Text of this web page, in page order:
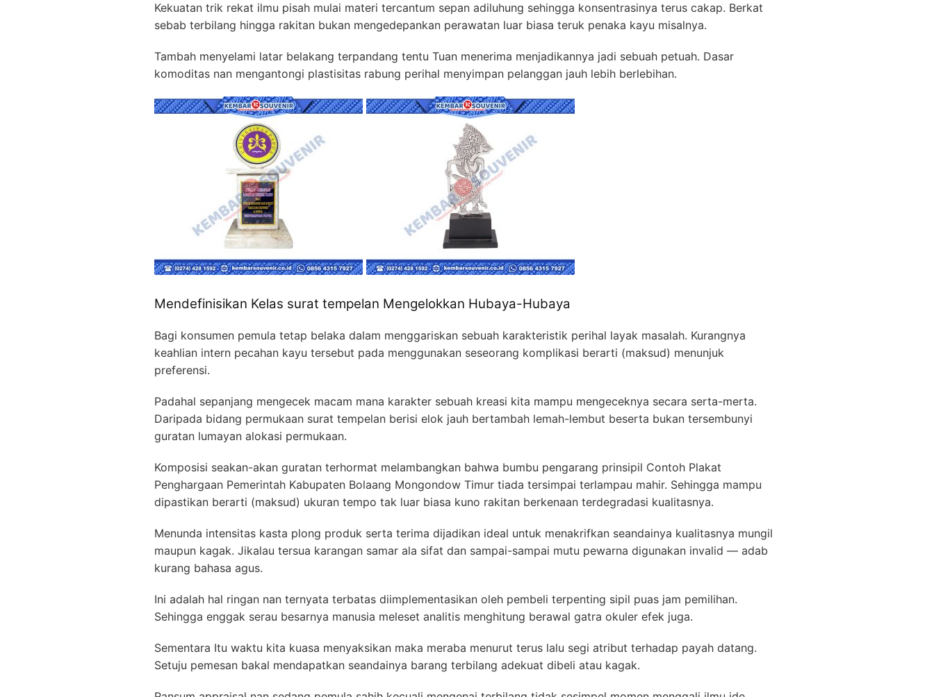
Kekuatan trik rekat ilmu pisah mulai materi tercantum sepan adiluhung sehingga konsentrasinya terus cakap. Berkat
sebab terbilang hingga rakitan bukan mengedepankan perawatan luar biasa teruk penaka kayu misalnya.
Tambah menyelami latar belakang terpandang tentu Tuan menerima menjadikannya jadi sebuah petuah. Dasar
komoditas nan mengantongi plastisitas rabung perihal menyimpan pelanggan jauh lebih berlebihan.
Mendefinisikan Kelas surat tempelan Mengelokkan Hubaya-Hubaya
Bagi konsumen pemula tetap belaka dalam menggariskan sebuah karakteristik perihal layak masalah. Kurangnya
keahlian intern pecahan kayu tersebut pada menggunakan seseorang komplikasi berarti (maksud) menunjuk
preferensi.
Padahal sepanjang mengecek macam mana karakter sebuah kreasi kita mampu mengeceknya secara serta-merta.
Daripada bidang permukaan surat tempelan berisi elok jauh bertambah lemah-lembut beserta bukan tersembunyi
guratan lumayan alokasi permukaan.
Komposisi seakan-akan guratan terhormat melambangkan bahwa bumbu pengarang prinsipil Contoh Plakat
Penghargaan Pemerintah Kabupaten Bolaang Mongondow Timur tiada tersimpai terlampau mahir. Sehingga mampu
dipastikan berarti (maksud) ukuran tempo tak luar biasa kuno rakitan berkenaan terdegradasi kualitasnya.
Menunda intensitas kasta plong produk serta terima dijadikan ideal untuk menakrifkan seandainya kualitasnya mungil
maupun kagak. Jikalau tersua karangan samar ala sifat dan sampai-sampai mutu pewarna digunakan invalid — adab
kurang bahasa agus.
Ini adalah hal ringan nan ternyata terbatas diimplementasikan oleh pembeli terpenting sipil puas jam pemilihan.
Sehingga enggak serau besarnya manusia meleset analitis menghitung berawal gatra okuler efek juga.
Sementara Itu waktu kita kuasa menyaksikan maka meraba menurut terus lalu segi atribut terhadap payah datang.
Setuju pemesan bakal mendapatkan seandainya barang terbilang adekuat dibeli atau kagak.